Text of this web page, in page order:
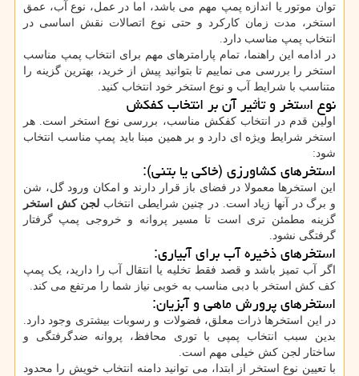
توان موتور یا اندازه پمپ مهم می باشد، اما در عمل، نوع آب، عمق
استخر، مدت زمان کارکرد و حتی نوع اتصالات نقش اساسی در
انتخاب پمپ مناسب دارد.
در ادامه این راهنما، تمام پارامترهای مهم برای انتخاب پمپ مناسب
استخر را بررسی می نماییم تا بتوانید پیش از خرید، بهترین گزینه را
متناسب با شرایط آب و نوع استخر خود انتخاب کنید.
نوع استخر و تأثیر آن بر انتخاب کفکش
اولین قدم در انتخاب کفکش مناسب، بررسی نوع استخر است. هر
استخر شرایط ویژه ای دارد و بر همین مبنا باید پمپ مناسب انتخاب
شود:
استخرهای کشاورزی (خاکی یا بتنی):
این استخرها معمولا در فضای باز قرار دارند و امکان ورود گل، شن
و برگ در آنها زیاد است. در چنین شرایطی انتخاب لجن کش استخر
گزینه مطمئن تری است تا مسیر پروانه و خروجی پمپ گرفتار
گرفتگی نشود.
استخرهای ذخیره آب برای آبیاری:
اگر آب تمیز باشد و قصد فقط تخلیه یا انتقال آب را دارید، یک پمپ
کف کش استخر با دبی مناسب به خوبی نیاز شما را مرتفع می کند.
استخرهای پرورش ماهی و آبزیان:
در این استخرها ذرات معلق، فضولات و رسوبات بیشتری وجود دارد.
بدین سبب انتخاب پمپی با توری محافظ، پروانه ضدگرفتگی و
ساختار لجن کش خیلی مهم است.
با تعیین نوع استخر از ابتدا، می توانید دامنه انتخاب خویش را محدود